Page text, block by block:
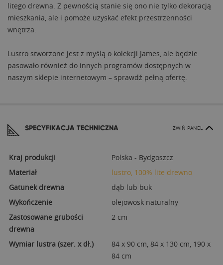
litego drewna. Z pewnością stanie się ono nie tylko dekoracją
mieszkania, ale i pomoże uzyskać efekt przestrzenności
wnętrza.
Lustro stworzone jest z myślą o kolekcji James, ale będzie
pasowało również do innych programów dostępnych w
naszym sklepie internetowym – sprawdź pełną ofertę.
SPECYFIKACJA TECHNICZNA ZWIŃ PANEL
Kraj produkcji
Polska - Bydgoszcz
Materiał
lustro, 100% lite drewno
Gatunek drewna
dąb lub buk
Wykończenie
olejowosk naturalny
Zastosowane grubości
drewna
2 cm
Wymiar lustra (szer. x dł.)
84 x 90 cm, 84 x 130 cm, 190 x
84 cm